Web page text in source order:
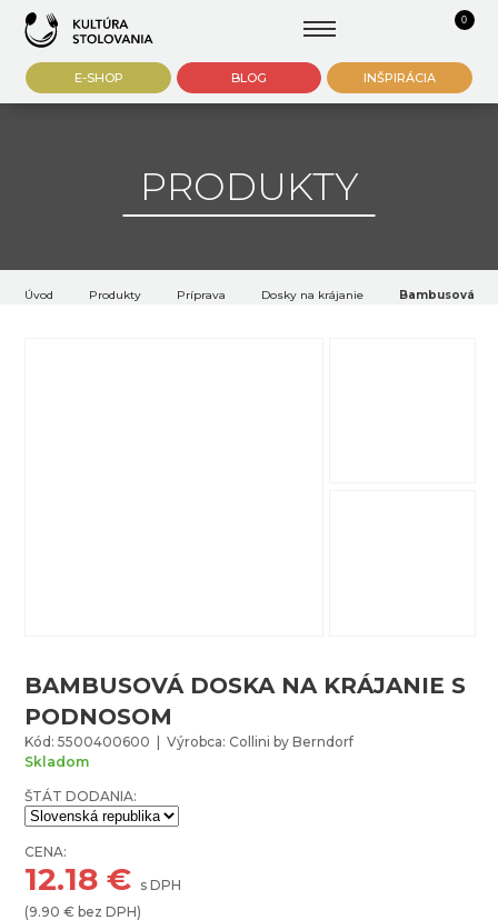
0
E-SHOP BLOG INŠPIRÁCIA
PRODUKTY
Úvod Produkty Príprava Dosky na krájanie Bambusová
BAMBUSOVÁ DOSKA NA KRÁJANIE S
PODNOSOM
Kód: 5500400600 | Výrobca: Collini by Berndorf
Skladom
ŠTÁT DODANIA:
CENA:
12.18 € s DPH
(9.90 € bez DPH)